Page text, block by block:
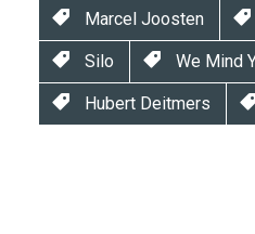
Marcel Joosten
Silo We Mind
Hubert Deitmers